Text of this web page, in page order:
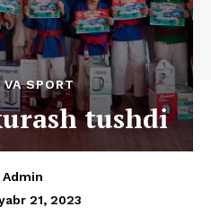
SPORT
tushdi
Admin
21, 2023